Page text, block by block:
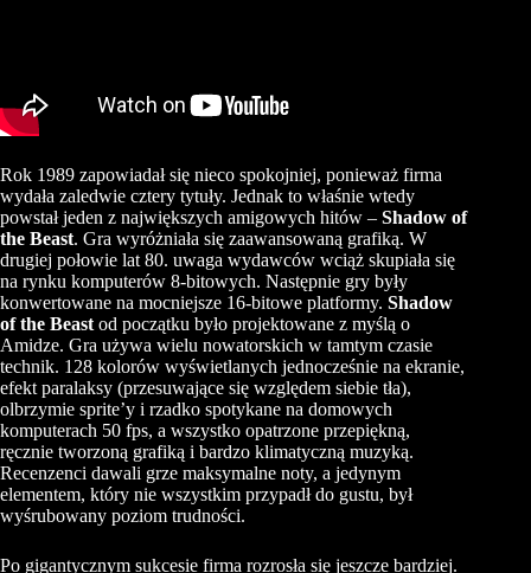
Rok 1989 zapowiadał się nieco spokojniej, ponieważ firma
wydała zaledwie cztery tytuły. Jednak to właśnie wtedy
powstał jeden z największych amigowych hitów – Shadow of
the Beast. Gra wyróżniała się zaawansowaną grafiką. W
drugiej połowie lat 80. uwaga wydawców wciąż skupiała się
na rynku komputerów 8-bitowych. Następnie gry były
konwertowane na mocniejsze 16-bitowe platformy. Shadow
of the Beast od początku było projektowane z myślą o
Amidze. Gra używa wielu nowatorskich w tamtym czasie
technik. 128 kolorów wyświetlanych jednocześnie na ekranie,
efekt paralaksy (przesuwające się względem siebie tła),
olbrzymie sprite’y i rzadko spotykane na domowych
komputerach 50 fps, a wszystko opatrzone przepiękną,
ręcznie tworzoną grafiką i bardzo klimatyczną muzyką.
Recenzenci dawali grze maksymalne noty, a jedynym
elementem, który nie wszystkim przypadł do gustu, był
wyśrubowany poziom trudności.
Po gigantycznym sukcesie firma rozrosła się jeszcze bardziej.